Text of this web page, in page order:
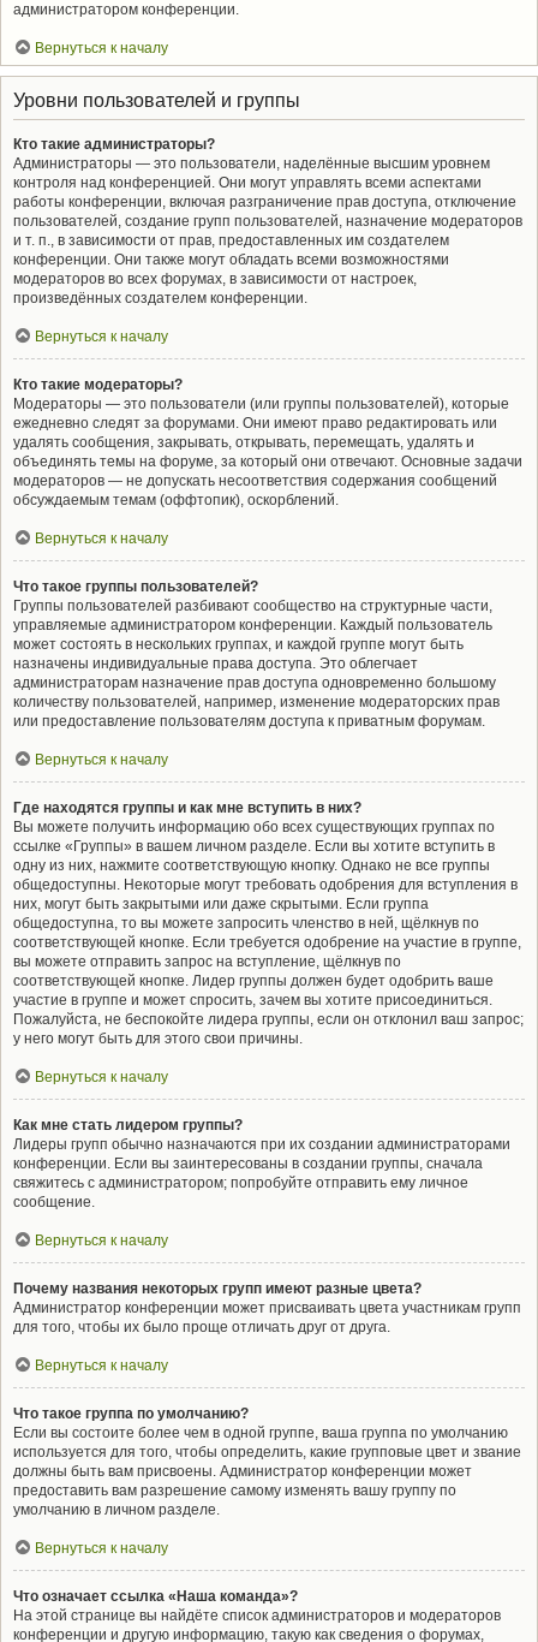
администратором конференции.
Вернуться к началу
Уровни пользователей и группы
Кто такие администраторы?
Администраторы — это пользователи, наделённые высшим уровнем
контроля над конференцией. Они могут управлять всеми аспектами
работы конференции, включая разграничение прав доступа, отключение
пользователей, создание групп пользователей, назначение модераторов
и т. п., в зависимости от прав, предоставленных им создателем
конференции. Они также могут обладать всеми возможностями
модераторов во всех форумах, в зависимости от настроек,
произведённых создателем конференции.
Вернуться к началу
Кто такие модераторы?
Модераторы — это пользователи (или группы пользователей), которые
ежедневно следят за форумами. Они имеют право редактировать или
удалять сообщения, закрывать, открывать, перемещать, удалять и
объединять темы на форуме, за который они отвечают. Основные задачи
модераторов — не допускать несоответствия содержания сообщений
обсуждаемым темам (оффтопик), оскорблений.
Вернуться к началу
Что такое группы пользователей?
Группы пользователей разбивают сообщество на структурные части,
управляемые администратором конференции. Каждый пользователь
может состоять в нескольких группах, и каждой группе могут быть
назначены индивидуальные права доступа. Это облегчает
администраторам назначение прав доступа одновременно большому
количеству пользователей, например, изменение модераторских прав
или предоставление пользователям доступа к приватным форумам.
Вернуться к началу
Где находятся группы и как мне вступить в них?
Вы можете получить информацию обо всех существующих группах по
ссылке «Группы» в вашем личном разделе. Если вы хотите вступить в
одну из них, нажмите соответствующую кнопку. Однако не все группы
общедоступны. Некоторые могут требовать одобрения для вступления в
них, могут быть закрытыми или даже скрытыми. Если группа
общедоступна, то вы можете запросить членство в ней, щёлкнув по
соответствующей кнопке. Если требуется одобрение на участие в группе,
вы можете отправить запрос на вступление, щёлкнув по
соответствующей кнопке. Лидер группы должен будет одобрить ваше
участие в группе и может спросить, зачем вы хотите присоединиться.
Пожалуйста, не беспокойте лидера группы, если он отклонил ваш запрос;
у него могут быть для этого свои причины.
Вернуться к началу
Как мне стать лидером группы?
Лидеры групп обычно назначаются при их создании администраторами
конференции. Если вы заинтересованы в создании группы, сначала
свяжитесь с администратором; попробуйте отправить ему личное
сообщение.
Вернуться к началу
Почему названия некоторых групп имеют разные цвета?
Администратор конференции может присваивать цвета участникам групп
для того, чтобы их было проще отличать друг от друга.
Вернуться к началу
Что такое группа по умолчанию?
Если вы состоите более чем в одной группе, ваша группа по умолчанию
используется для того, чтобы определить, какие групповые цвет и звание
должны быть вам присвоены. Администратор конференции может
предоставить вам разрешение самому изменять вашу группу по
умолчанию в личном разделе.
Вернуться к началу
Что означает ссылка «Наша команда»?
На этой странице вы найдёте список администраторов и модераторов
конференции и другую информацию, такую как сведения о форумах,